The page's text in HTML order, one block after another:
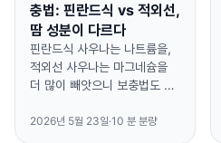
충법: 핀란드식 vs 적외선,
땀 성분이 다르다
핀란드식 사우나는 나트륨을,
적외선 사우나는 마그네슘을
더 많이 빼앗으니 보충법도 달
2026년 5월 23일·10 분 분량